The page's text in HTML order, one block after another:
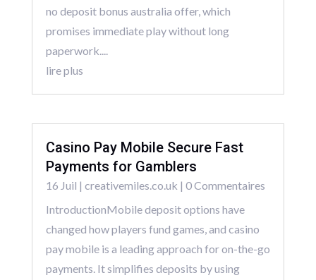
no deposit bonus australia offer, which
promises immediate play without long
paperwork....
lire plus
Casino Pay Mobile Secure Fast
Payments for Gamblers
16 Juil | creativemiles.co.uk | 0 Commentaires
IntroductionMobile deposit options have
changed how players fund games, and casino
pay mobile is a leading approach for on-the-go
payments. It simplifies deposits by using